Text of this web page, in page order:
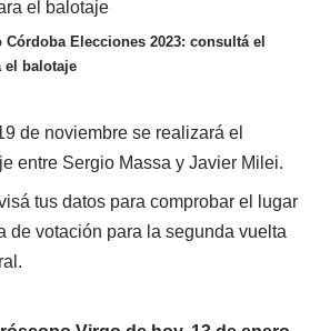
Córdoba Elecciones 2023: consultá el
el balotaje
de noviembre se realizará el
entre Sergio Massa y Javier Milei.
tus datos para comprobar el lugar
de votación para la segunda vuelta